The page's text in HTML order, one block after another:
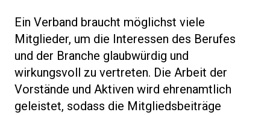
Ein Verband braucht möglichst viele
Mitglieder, um die Interessen des Berufes
und der Branche glaubwürdig und
wirkungsvoll zu vertreten. Die Arbeit der
Vorstände und Aktiven wird ehrenamtlich
geleistet, sodass die Mitgliedsbeiträge